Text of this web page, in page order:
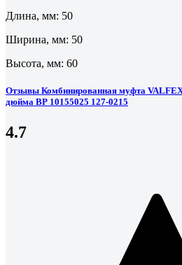
Длина, мм: 50
Ширина, мм: 50
Высота, мм: 60
Отзывы Комбинированная муфта VALFEX
дюйма ВР 10155025 127-0215
4.7